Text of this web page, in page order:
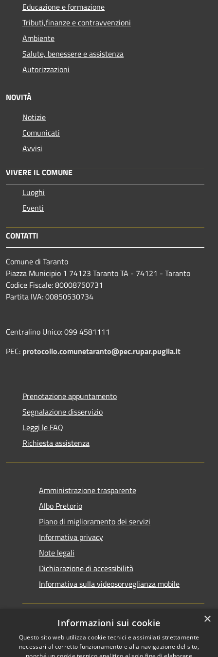
Educazione e formazione
Tributi,finanze e contravvenzioni
Ambiente
Salute, benessere e assistenza
Autorizzazioni
NOVITÀ
Notizie
Comunicati
Avvisi
VIVERE IL COMUNE
Luoghi
Eventi
CONTATTI
Comune di Taranto
Piazza Municipio 1 74123 Taranto TA - 74121 - Taranto
Codice Fiscale: 80008750731
Partita IVA: 00850530734
Centralino Unico: 099 4581111
PEC: protocollo.comunetaranto@pec.rupar.puglia.it
Prenotazione appuntamento
Segnalazione disservizio
Leggi le FAQ
Richiesta assistenza
Amministrazione trasparente
Albo Pretorio
Piano di miglioramento dei servizi
Informativa privacy
Note legali
Dichiarazione di accessibilità
Informativa sulla videosorveglianza mobile
RSS
Copyright © 2026 • Comune di
×
Informazioni sui cookie
Questo sito web utilizza cookie tecnici e assimilati strettamente
necessari al corretto funzionamento e alla navigazione del sito,